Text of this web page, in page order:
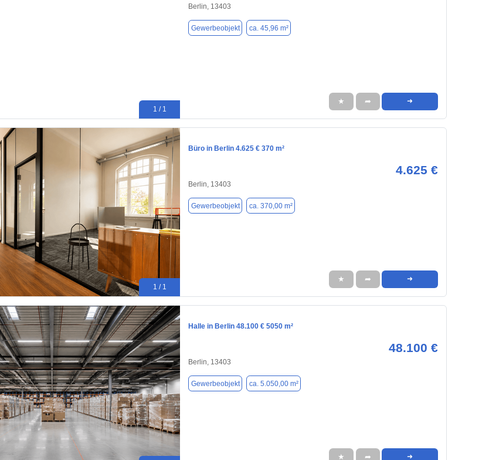
1 / 1
Berlin, 13403
Gewerbeobjekt ca. 45,96 m²
★ ➦ ➜
1 / 1
Büro in Berlin 4.625 € 370 m²
4.625 €
Berlin, 13403
Gewerbeobjekt ca. 370,00 m²
★ ➦ ➜
Halle in Berlin 48.100 € 5050 m²
48.100 €
Berlin, 13403
Gewerbeobjekt ca. 5.050,00 m²
★ ➦ ➜